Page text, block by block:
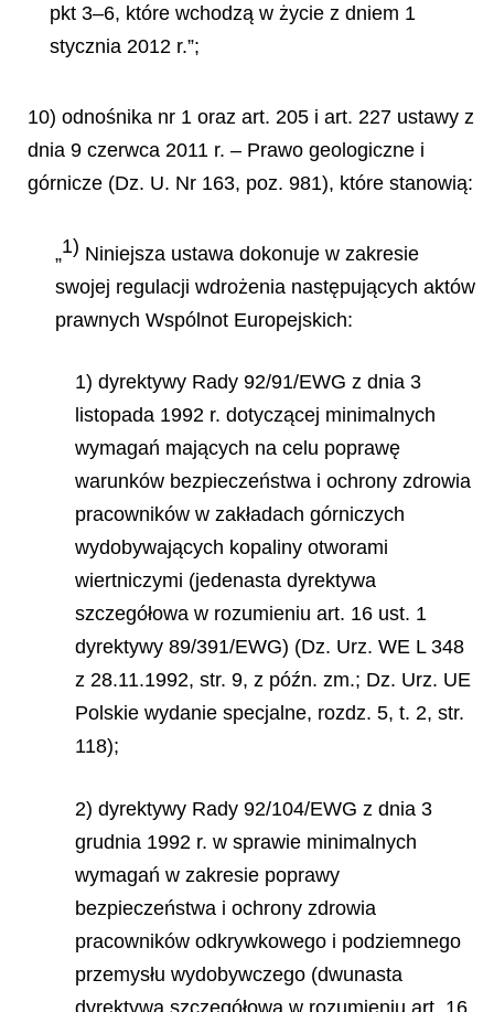
pkt 3–6, które wchodząw życie z dniem 1
stycznia 2012 r.”;
10) odnośnika nr 1 oraz art. 205 i art. 227 ustawy z
dnia 9 czerwca 2011 r. – Prawo geologiczne i
górnicze (Dz. U. Nr 163, poz. 981), które stanowią:
„1) Niniejsza ustawa dokonuje w zakresie
swojej regulacji wdrożenia następujących aktów
prawnych Wspólnot Europejskich:
1) dyrektywy Rady 92/91/EWG z dnia 3
listopada 1992 r. dotyczącej minimalnych
wymagań mających na celu poprawę
warunków bezpieczeństwa i ochrony zdrowia
pracowników w zakładach górniczych
wydobywających kopaliny otworami
wiertniczymi (jedenasta dyrektywa
szczegółowa w rozumieniu art. 16 ust. 1
dyrektywy 89/391/EWG) (Dz. Urz. WE L 348
z 28.11.1992, str. 9, z późn. zm.; Dz. Urz. UE
Polskie wydanie specjalne, rozdz. 5, t. 2, str.
118);
2) dyrektywy Rady 92/104/EWG z dnia 3
grudnia 1992 r. w sprawie minimalnych
wymagań w zakresie poprawy
bezpieczeństwa i ochrony zdrowia
pracowników odkrywkowego i podziemnego
przemysłu wydobywczego (dwunasta
dyrektywa szczegółowa w rozumieniu art. 16